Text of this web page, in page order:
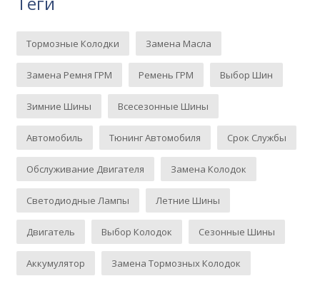
Тормозные Колодки Замена Масла
Замена Ремня ГРМ Ремень ГРМ Выбор Шин
Зимние Шины Всесезонные Шины
Автомобиль Тюнинг Автомобиля Срок Службы
Обслуживание Двигателя Замена Колодок
Светодиодные Лампы Летние Шины
Двигатель Выбор Колодок Сезонные Шины
Аккумулятор Замена Тормозных Колодок